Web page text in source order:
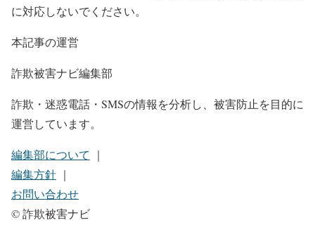
に対応しないでください。
本記事の運営
詐欺被害ナビ編集部
詐欺・迷惑電話・SMSの情報を分析し、被害防止を目的に
運営しています。
編集部について ｜
編集方針 ｜
お問い合わせ
© 詐欺被害ナビ